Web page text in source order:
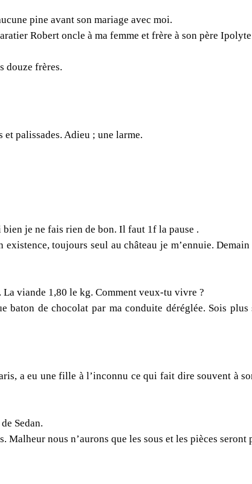
pine avant son mariage avec moi.
Robert oncle à ma femme et frère à son père
douze frères.
palissades. Adieu ; une larme.
je ne fais rien de bon. Il faut 1f la pause .
toujours seul au château je m’ennuie.
viande 1,80 le kg. Comment veux-tu vivre ?
de chocolat par ma conduite déréglée. Sois plus
a eu une fille à l’inconnu ce qui fait dire souvent à
Sedan.
nous n’aurons que les sous et les pièces seront